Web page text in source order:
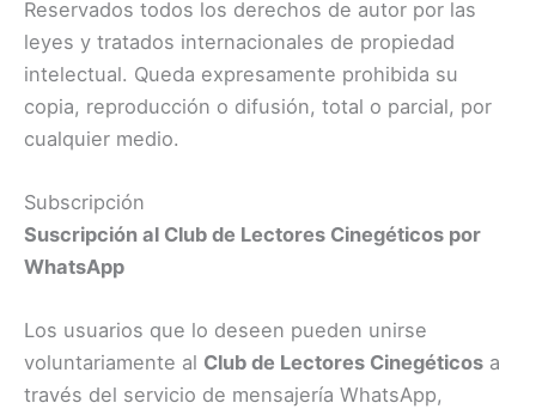
Reservados todos los derechos de autor por las
leyes y tratados internacionales de propiedad
intelectual. Queda expresamente prohibida su
copia, reproducción o difusión, total o parcial, por
cualquier medio.
Subscripción
Suscripción al Club de Lectores Cinegéticos por
WhatsApp
Los usuarios que lo deseen pueden unirse
voluntariamente al Club de Lectores Cinegéticos a
través del servicio de mensajería WhatsApp,